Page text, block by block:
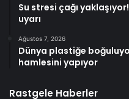
Su stresi çağı
uyarı
Ağustos 7, 2026
Dünya plastiğe
hamlesini yapıyor
Rastgele Haberler